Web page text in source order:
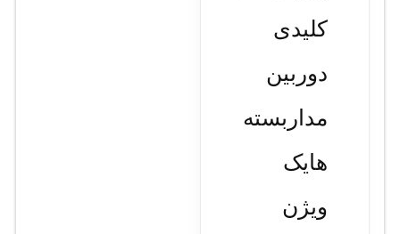
کلیدی
دوربین
مداربسته
هایک
ویژن